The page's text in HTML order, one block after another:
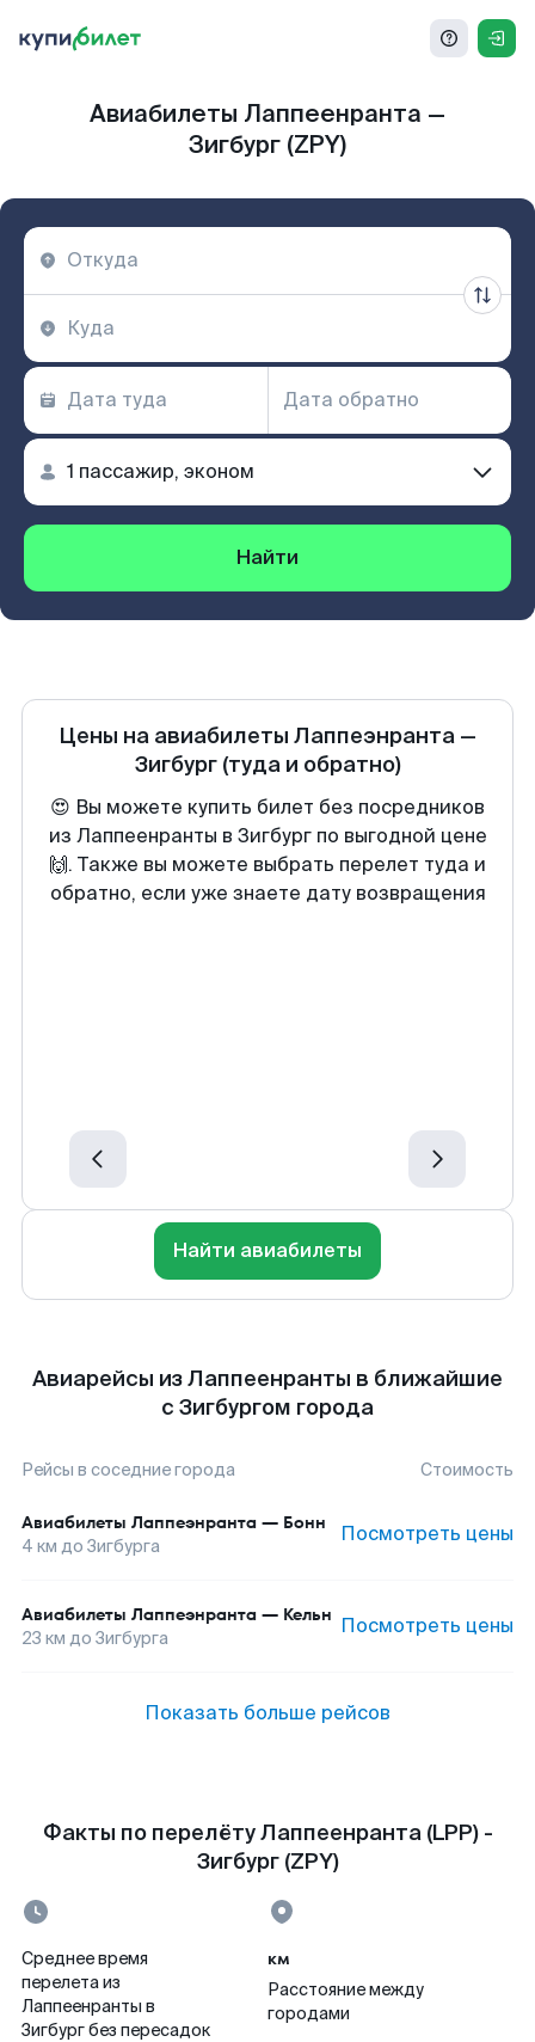
Авиабилеты Лаппеенранта —
Зигбург (ZPY)
Найти
Цены на авиабилеты Лаппеэнранта —
Зигбург (туда и обратно)
😍 Вы можете купить билет без посредников
из Лаппеенранты в Зигбург по выгодной цене
🙌. Также вы можете выбрать перелет туда и
обратно, если уже знаете дату возвращения
Найти авиабилеты
Авиарейсы из Лаппеенранты в ближайшие
с Зигбургом города
Рейсы в соседние города Стоимость
Авиабилеты Лаппеэнранта — Бонн
4 км до Зигбурга Посмотреть цены
Авиабилеты Лаппеэнранта — Кельн
23 км до Зигбурга Посмотреть цены
Показать больше рейсов
Факты по перелёту Лаппеенранта (LPP) -
Зигбург (ZPY)
Среднее время
перелета из
Лаппеенранты в
Зигбург без пересадок
км
Расстояние между
городами